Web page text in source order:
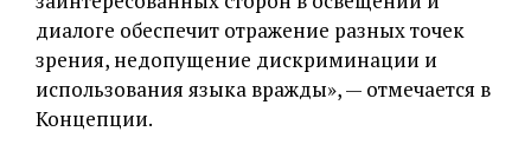
диалоге обеспечит отражение разных точек
зрения, недопущение дискриминации и
использования языка вражды», — отмечается в
Концепции.